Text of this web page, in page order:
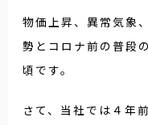
物価上昇、異常気象
勢とコロナ前の普段
頃です。
さて、当社では４年